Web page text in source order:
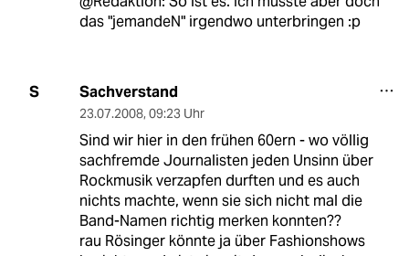
das "jemandeN" irgendwo unterbringen :p
S Sachverstand
23.07.2008, 09:23 Uhr
Sind wir hier in den frühen 60ern - wo völlig
sachfremde Journalisten jeden Unsinn über
Rockmusik verzapfen durften und es auch
nichts machte, wenn sie sich nicht mal die
Band-Namen richtig merken konnten??
rau Rösinger könnte ja über Fashionshows